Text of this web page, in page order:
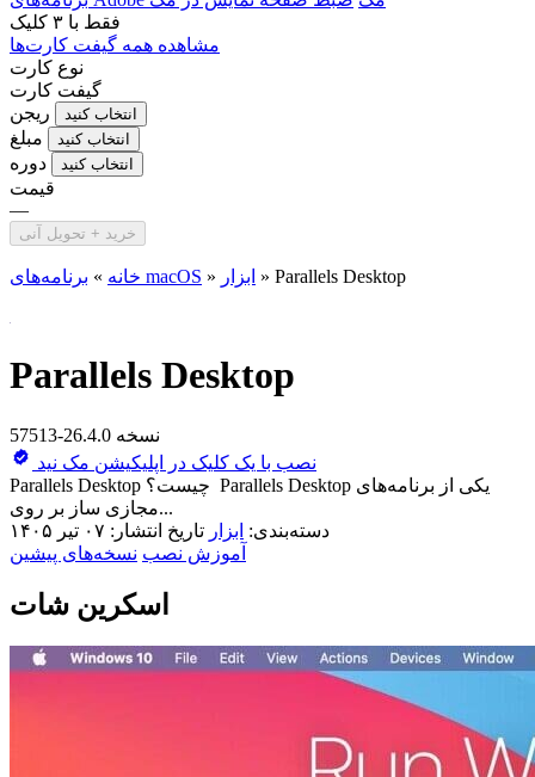
فقط با ۳ کلیک
مشاهده همه گیفت کارت‌ها
نوع کارت
گیفت کارت
ریجن
انتخاب کنید
مبلغ انتخاب کنید
دوره انتخاب کنید
قیمت
—
خرید + تحویل آنی
خانه » برنامه‌های macOS » ابزار » Parallels Desktop
Parallels Desktop
نسخه 26.4.0-57513
نصب با یک کلیک در اپلیکیشن مک نید
Parallels Desktop چیست؟ Parallels Desktop یکی از برنامه‌های
مجازی ساز بر روی...
دسته‌بندی: ابزار تاریخ انتشار: ۰۷ تیر ۱۴۰۵
آموزش نصب نسخه‌های پیشین
اسکرین شات